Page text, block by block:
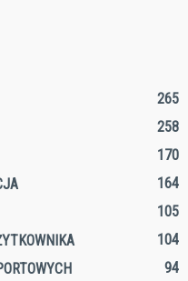
265
258
170
164
105
104
94